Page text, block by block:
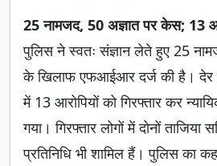
25 नामजद, 50 अज्ञात पर केस; 13
पुलिस ने स्वतः संज्ञान लेते हुए 25
के खिलाफ एफआईआर दर्ज की है। देर
में 13 आरोपियों को गिरफ्तार कर
गया। गिरफ्तार लोगों में दोनों ताजिया
प्रतिनिधि भी शामिल हैं। पुलिस का